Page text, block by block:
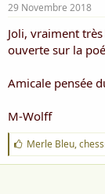
29 Novembre 2018
Joli, vraiment
ouverte sur la
Amicale pensée
M-Wolff
J
'
a
Merle Bleu,